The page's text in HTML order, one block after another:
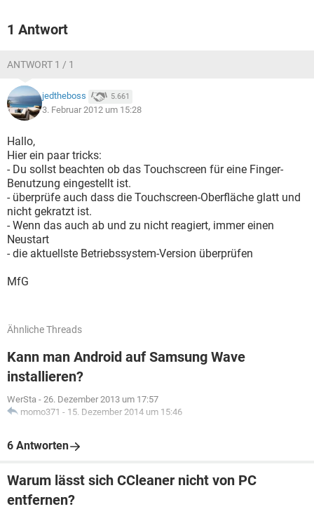
1 Antwort
ANTWORT 1 / 1
jedtheboss 5.661
3. Februar 2012 um 15:28
Hallo,
Hier ein paar tricks:
- Du sollst beachten ob das Touchscreen für eine Finger-
Benutzung eingestellt ist.
- überprüfe auch dass die Touchscreen-Oberfläche glatt und
nicht gekratzt ist.
- Wenn das auch ab und zu nicht reagiert, immer einen
Neustart
- die aktuellste Betriebssystem-Version überprüfen
MfG
Ähnliche Threads
Kann man Android auf Samsung Wave
installieren?
WerSta - 26. Dezember 2013 um 17:57
momo371 - 15. Dezember 2014 um 15:46
6 Antworten
Warum lässt sich CCleaner nicht von PC
entfernen?